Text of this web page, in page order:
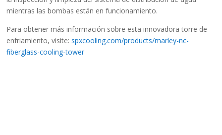
mientras las bombas están en funcionamiento.
Para obtener más información sobre esta innovadora torre de
enfriamiento, visite:spxcooling.com/products/marley-nc-
fiberglass-cooling-tower